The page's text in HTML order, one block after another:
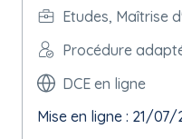
Etudes, Maîtrise
Procédure
DCE en ligne
Mise en ligne : 21/07/